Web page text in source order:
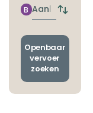
halte
Aankomst
B
Wissel
en
Openbaar
vervoer
zoeken